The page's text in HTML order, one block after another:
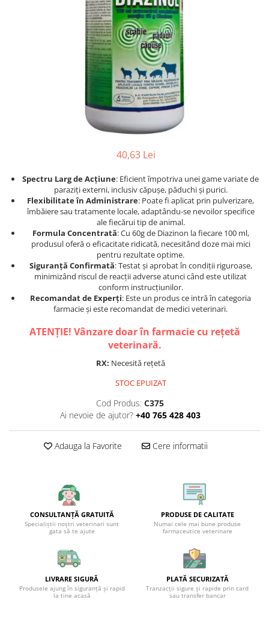
Afecțiuni neurologice
Afecțiuni oncologice
Hrană umedă
Hrană uscată
Recompense și snack-uri
Igienă
Igienă orală
Șampoane și balsamuri
Afecțiuni neurologice
Afecțiuni oncologice
Afecțiuni renale și urinare
Hrană umedă
Hrană uscată
Igienă
Așternut Tofu / Nisip
Igienă orală
Șampoane și balsamuri
40,63 Lei
Spectru Larg de Acțiune: Eficient împotriva unei game variate de
paraziți externi, inclusiv căpușe, păduchi și purici.
Flexibilitate în Administrare: Poate fi aplicat prin pulverizare,
îmbăiere sau tratamente locale, adaptându-se nevoilor specifice
ale fiecărui tip de animal.
Formula Concentrată: Cu 60g de Diazinon la fiecare 100 ml,
produsul oferă o eficacitate ridicată, necesitând doze mai mici
pentru rezultate optime.
Siguranță Confirmată: Testat și aprobat în condiții riguroase,
minimizând riscul de reacții adverse atunci când este utilizat
conform instrucțiunilor.
Recomandat de Experți: Este un produs ce intră în categoria
farmacie și este recomandat de medici veterinari.
ATENȚIE! Vânzare doar în farmacie cu rețetă
veterinară.
RX: Necesită rețetă
STOC EPUIZAT
Cod Produs: C375
Ai nevoie de ajutor? +40 765 428 403
Adauga la Favorite Cere informatii
CONSULTANȚĂ GRATUITĂ
Specialiștii noștri veterinari sunt
gata să te ajute
PRODUSE DE CALITATE
Numai cele mai bune produse
farmaceutice veterinare
LIVRARE SIGURĂ
Produsele ajung în siguranță și rapid
la tine acasă
PLATĂ SECURIZATĂ
Tranzacții sigure și rapide prin card
sau transfer bancar